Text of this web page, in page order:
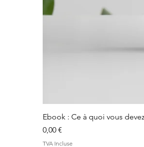
Ebook : Ce à quoi vous
Prix
0,00 €
TVA Incluse